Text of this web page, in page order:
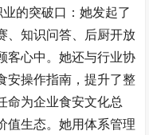
的突破口：她发起了
、知识问答、后厨开放
客心中。她还与行业协
安操作指南，提升了整
命为企业食安文化总
值生态。她用体系管理